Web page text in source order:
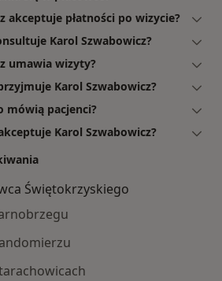
akceptuje płatności po wizycie?
Karol Szwabowicz?
umawia wizyty?
Karol Szwabowicz?
mówią pacjenci?
Karol Szwabowicz?
Świętokrzyskiego